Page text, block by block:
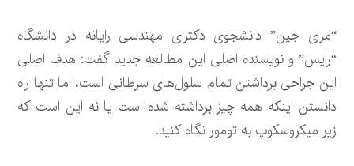
“مری جین” دانشجوی دکترای مهندسی رایانه در دانشگاه
“رایس” و نویسنده اصلی این مطالعه جدید گفت: هدف اصلی
این جراحی برداشتن تمام سلول‌های سرطانی است، اما تنها راه
دانستن اینکه همه چیز برداشته شده است یا نه این است که
زیر میکروسکوپ به تومور نگاه کنید.